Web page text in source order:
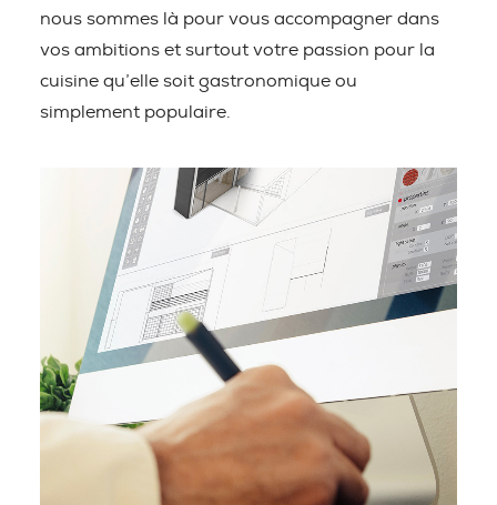
nous sommes là pour vous accompagner dans
vos ambitions et surtout votre passion pour la
cuisine qu’elle soit gastronomique ou
simplement populaire.